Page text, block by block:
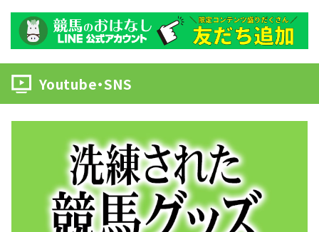
Youtube・SNS